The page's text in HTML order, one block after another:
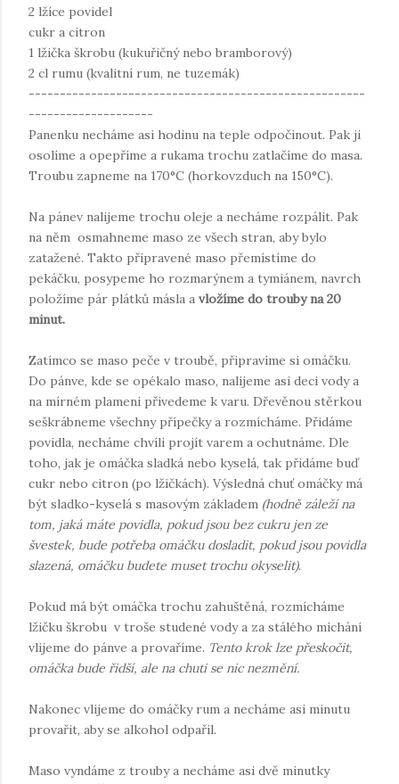
2 lžíce povidel
cukr a citron
1 lžička škrobu (kukuřičný nebo bramborový)
2 cl rumu (kvalitní rum, ne tuzemák)
------------------------------------------------------
--------------------
Panenku necháme asi hodinu na teple odpočinout. Pak ji
osolíme a opepříme a rukama trochu zatlačíme do masa.
Troubu zapneme na 170°C (horkovzduch na 150°C).
Na pánev nalijeme trochu oleje a necháme rozpálit. Pak
na něm osmahneme maso ze všech stran, aby bylo
zatažené. Takto připravené maso přemístíme do
pekáčku, posypeme ho rozmarýnem a tymiánem, navrch
položíme pár plátků másla a vložíme do trouby na 20
minut.
Zatímco se maso peče v troubě, připravíme si omáčku.
Do pánve, kde se opékalo maso, nalijeme asi deci vody a
na mírném plameni přivedeme k varu. Dřevěnou stěrkou
seškrábneme všechny přípečky a rozmícháme. Přidáme
povidla, necháme chvíli projít varem a ochutnáme. Dle
toho, jak je omáčka sladká nebo kyselá, tak přidáme buď
cukr nebo citron (po lžičkách). Výsledná chuť omáčky má
být sladko-kyselá s masovým základem (hodně záleží na
tom, jaká máte povidla, pokud jsou bez cukru jen ze
švestek, bude potřeba omáčku dosladit, pokud jsou povidla
slazená, omáčku budete muset trochu okyselit).
Pokud má být omáčka trochu zahuštěná, rozmícháme
lžičku škrobu v troše studené vody a za stálého míchání
vlijeme do pánve a provaříme. Tento krok lze přeskočit,
omáčka bude řidší, ale na chuti se nic nezmění.
Nakonec vlijeme do omáčky rum a necháme asi minutu
provařit, aby se alkohol odpařil.
Maso vyndáme z trouby a necháme asi dvě minutky